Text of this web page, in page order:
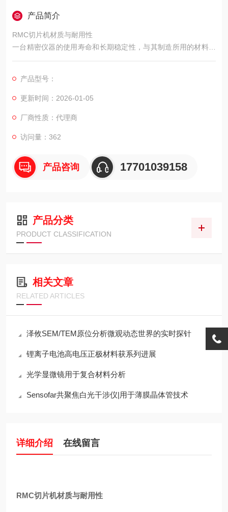
产品简介
RMC切片机材质与耐用性
一台精密仪器的使用寿命和长期稳定性，与其制造所用的材料和
结构设计密不可分。RMC的MT990、PowerTome XL和PowerTo
耐用性和性能稳定性的考量。
产品型号：
更新时间：2026-01-05
厂商性质：代理商
访问量：362
产品咨询 17701039158
产品分类
PRODUCT CLASSIFICATION
相关文章
RELATED ARTICLES
泽攸SEM/TEM原位分析微观动态世界的实时探针
锂离子电池高电压正极材料获系列进展
光学显微镜用于复合材料分析
Sensofar共聚焦白光干涉仪|用于薄膜晶体管技术
详细介绍 在线留言
RMC切片机材质与耐用性